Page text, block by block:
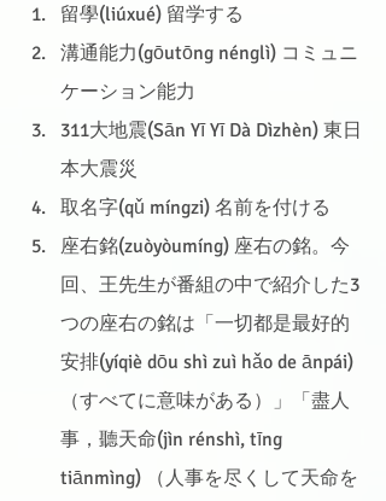
留學(liúxué) 留学する
溝通能力(gōutōng nénglì) コミュニ
ケーション能力
311大地震(Sān Yī Yī Dà Dìzhèn) 東日
本大震災
取名字(qǔ míngzi) 名前を付ける
座右銘(zuòyòumíng) 座右の銘。今
回、王先生が番組の中で紹介した3
つの座右の銘は「一切都是最好的
安排(yíqiè dōu shì zuì hǎo de ānpái)
（すべてに意味がある）」「盡人
事，聽天命(jìn rénshì, tīng
tiānmìng) （人事を尽くして天命を